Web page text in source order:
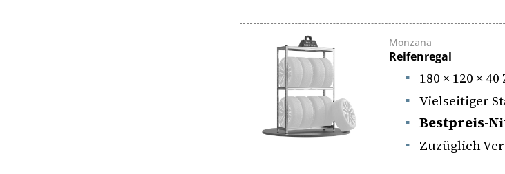
Monzana
Reifenregal
180 × 120 ×
Vielseitiger
Bestpreis-
Zuzüglich